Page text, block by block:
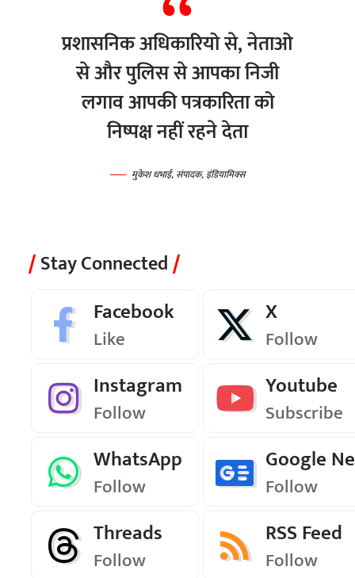
प्रशासनिक अधिकारियो से, नेताओ
से और पुलिस से आपका निजी
लगाव आपकी पत्रकारिता को
निष्पक्ष नहीं रहने देता
मुकेश धभाई, संपादक, इंडियामिक्स
Stay Connected
Facebook
Like
X
Follow
Instagram
Follow
Youtube
Subscribe
WhatsApp
Follow
Google
Follow
Threads
Follow
RSS Feed
Follow